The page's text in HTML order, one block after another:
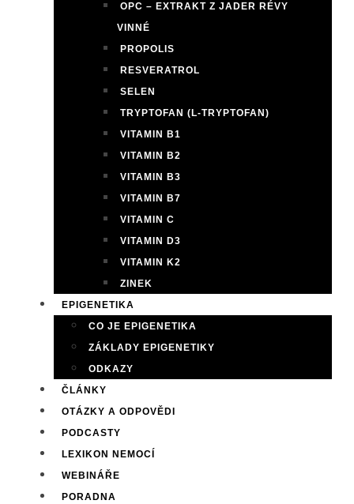
OPC – EXTRAKT Z JADER RÉVY
VINNÉ
PROPOLIS
RESVERATROL
SELEN
TRYPTOFAN (L-TRYPTOFAN)
VITAMIN B1
VITAMIN B2
VITAMIN B3
VITAMIN B7
VITAMIN C
VITAMIN D3
VITAMIN K2
ZINEK
EPIGENETIKA
CO JE EPIGENETIKA
ZÁKLADY EPIGENETIKY
ODKAZY
ČLÁNKY
OTÁZKY A ODPOVĚDI
PODCASTY
LEXIKON NEMOCÍ
WEBINÁŘE
PORADNA